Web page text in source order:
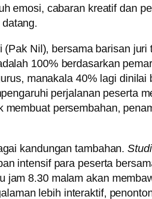
emosi, cabaran kreatif dan
Nil), bersama barisan juri
100% berdasarkan
manakala 40% lagi dinilai
perjalanan peserta
persembahan,
kandungan tambahan.
intensif para peserta
jam 8.30 malam akan
lebih interaktif,